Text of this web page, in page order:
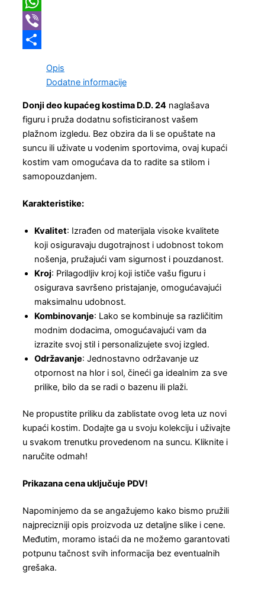
WhatsApp
Viber
Opis
Dodatne informacije
Donji deo kupaćeg kostima D.D. 24 naglašava
figuru i pruža dodatnu sofisticiranost vašem
plažnom izgledu. Bez obzira da li se opuštate na
suncu ili uživate u vodenim sportovima, ovaj kupaći
kostim vam omogućava da to radite sa stilom i
samopouzdanjem.
Karakteristike:
Kvalitet: Izrađen od materijala visoke kvalitete
koji osiguravaju dugotrajnost i udobnost tokom
nošenja, pružajući vam sigurnost i pouzdanost.
Kroj: Prilagodljiv kroj koji ističe vašu figuru i
osigurava savršeno pristajanje, omogućavajući
maksimalnu udobnost.
Kombinovanje: Lako se kombinuje sa različitim
modnim dodacima, omogućavajući vam da
izrazite svoj stil i personalizujete svoj izgled.
Održavanje: Jednostavno održavanje uz
otpornost na hlor i sol, čineći ga idealnim za sve
prilike, bilo da se radi o bazenu ili plaži.
Ne propustite priliku da zablistate ovog leta uz novi
kupaći kostim. Dodajte ga u svoju kolekciju i uživajte
u svakom trenutku provedenom na suncu. Kliknite i
naručite odmah!
Prikazana cena uključuje PDV!
Napominjemo da se angažujemo kako bismo pružili
najprecizniji opis proizvoda uz detaljne slike i cene.
Međutim, moramo istaći da ne možemo garantovati
potpunu tačnost svih informacija bez eventualnih
grešaka.